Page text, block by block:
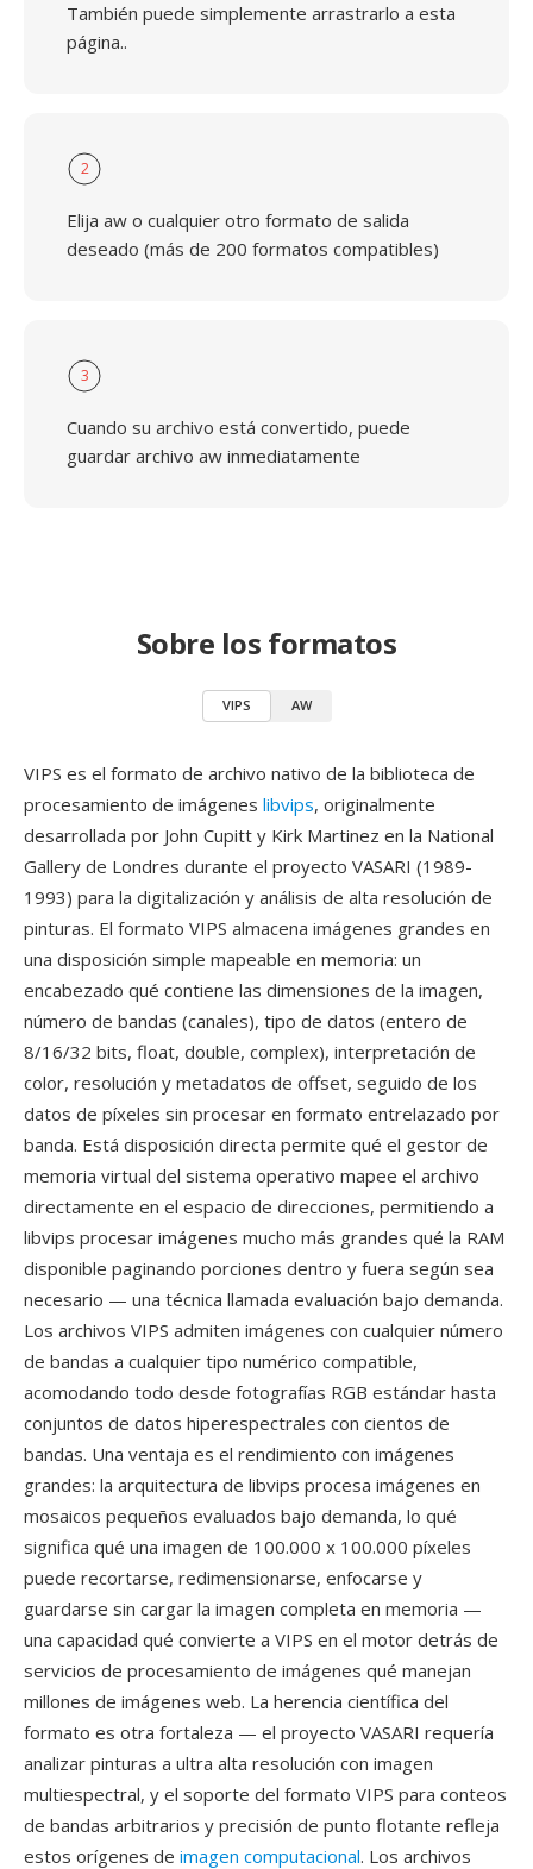
También puede simplemente arrastrarlo a esta
página..
2
Elija aw o cualquier otro formato de salida
deseado (más de 200 formatos compatibles)
3
Cuando su archivo está convertido, puede
guardar archivo aw inmediatamente
Sobre los formatos
VIPS AW
VIPS es el formato de archivo nativo de la biblioteca de
procesamiento de imágenes libvips, originalmente
desarrollada por John Cupitt y Kirk Martinez en la National
Gallery de Londres durante el proyecto VASARI (1989-
1993) para la digitalización y análisis de alta resolución de
pinturas. El formato VIPS almacena imágenes grandes en
una disposición simple mapeable en memoria: un
encabezado qué contiene las dimensiones de la imagen,
número de bandas (canales), tipo de datos (entero de
8/16/32 bits, float, double, complex), interpretación de
color, resolución y metadatos de offset, seguido de los
datos de píxeles sin procesar en formato entrelazado por
banda. Está disposición directa permite qué el gestor de
memoria virtual del sistema operativo mapee el archivo
directamente en el espacio de direcciones, permitiendo a
libvips procesar imágenes mucho más grandes qué la RAM
disponible paginando porciones dentro y fuera según sea
necesario — una técnica llamada evaluación bajo demanda.
Los archivos VIPS admiten imágenes con cualquier número
de bandas a cualquier tipo numérico compatible,
acomodando todo desde fotografías RGB estándar hasta
conjuntos de datos hiperespectrales con cientos de
bandas. Una ventaja es el rendimiento con imágenes
grandes: la arquitectura de libvips procesa imágenes en
mosaicos pequeños evaluados bajo demanda, lo qué
significa qué una imagen de 100.000 x 100.000 píxeles
puede recortarse, redimensionarse, enfocarse y
guardarse sin cargar la imagen completa en memoria —
una capacidad qué convierte a VIPS en el motor detrás de
servicios de procesamiento de imágenes qué manejan
millones de imágenes web. La herencia científica del
formato es otra fortaleza — el proyecto VASARI requería
analizar pinturas a ultra alta resolución con imagen
multiespectral, y el soporte del formato VIPS para conteos
de bandas arbitrarios y precisión de punto flotante refleja
estos orígenes de imagen computacional. Los archivos